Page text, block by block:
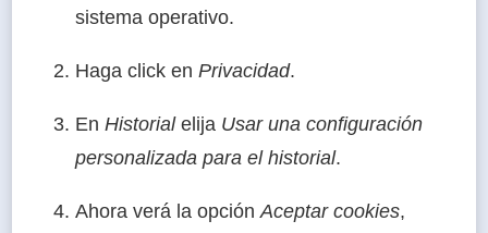
sistema operativo.
Haga click en Privacidad.
En Historialelija Usar una configuración
personalizada para el historial.
Ahora verá la opciónAceptar cookies,